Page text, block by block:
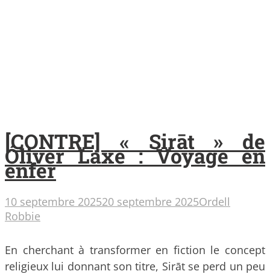
[CONTRE] « Sirāt » de
Óliver Laxe : Voyage en
enfer
10 septembre 202520 septembre 2025Ordell
Robbie
En cherchant à transformer en fiction le concept
religieux lui donnant son titre, Sirāt se perd un peu